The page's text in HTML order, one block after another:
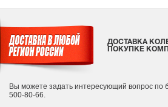
ДОСТАВКА
ПОКУПКЕ
Вы можете задать интересующий вопрос по
500-80-66.